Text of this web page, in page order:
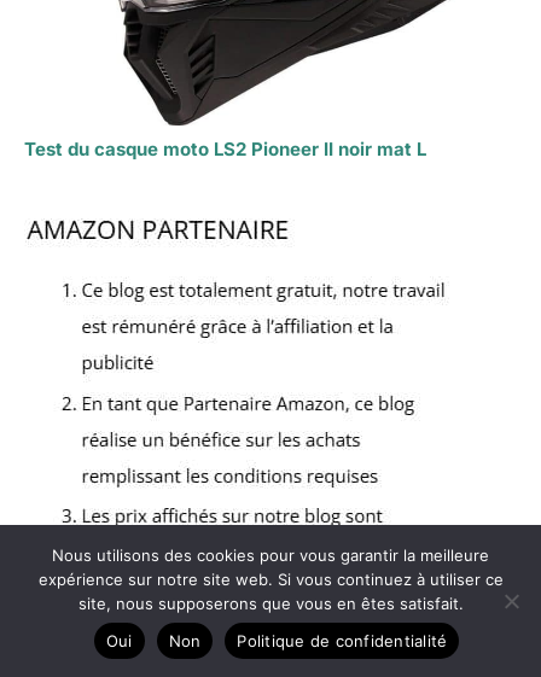
Test du casque moto LS2 Pioneer II noir mat L
Copyright © 2026 Tous au sud à motos - Partenaire Amazon
Nous utilisons des cookies pour vous garantir la meilleure
expérience sur notre site web. Si vous continuez à utiliser ce
site, nous supposerons que vous en êtes satisfait.
Oui
Non Politique de confidentialité